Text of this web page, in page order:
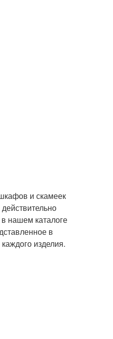
и скамеек
нашем каталоге
в
изделия.